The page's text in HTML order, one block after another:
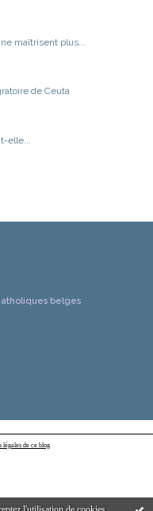
maîtrisent plus...
de Ceuta
elle...
belges
légales de ce blog